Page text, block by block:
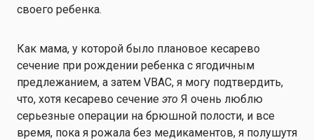
своего ребенка.
Как мама, у которой было плановое кесарево
сечение при рождении ребенка с ягодичным
предлежанием, а затем VBAC, я могу подтвердить,
что, хотя кесарево сечение это Я очень люблю
серьезные операции на брюшной полости, и все
время, пока я рожала без медикаментов, я полушутя